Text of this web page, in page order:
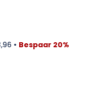
• Bespaar 20%